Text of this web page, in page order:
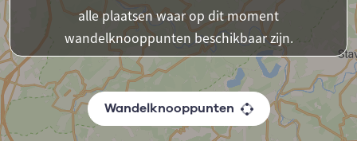
alle plaatsen waar op dit moment
wandelknooppunten beschikbaar zijn.
Wandelknooppunten